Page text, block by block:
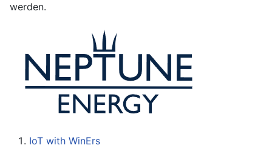
werden.
IoT with WinErs